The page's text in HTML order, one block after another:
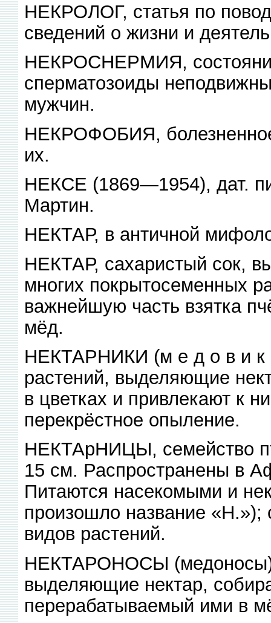
НЕКРОЛОГ, статья по
сведений о жизни и
НЕКРОСНЕРМИЯ,
сперматозоиды
мужчин.
НЕКРОФОБИЯ,
их.
НЕКСЕ (1869—1954), дат.
Мартин.
НЕКТАР, в античной
НЕКТАР, сахаристый сок,
многих покрытосеменных
важнейшую часть взятка
мёд.
НЕКТАРНИКИ (м е д о в и к
растений, выделяющие
в цветках и привлекают к
перекрёстное опыление.
НЕКТАрНИЦЫ, семейство
15 см. Распространены в
Питаются насекомыми и
произошло название
видов растений.
НЕКТАРОНОСЫ (медоносы),
выделяющие нектар,
перерабатываемый ими в